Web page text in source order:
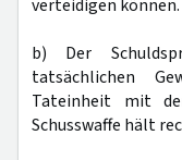
verteidigen können.
b) Der
tatsächlichen
Tateinheit mit
Schusswaffe hält